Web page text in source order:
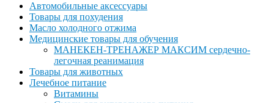
Автомобильные аксессуары
Товары для похудения
Масло холодного отжима
Медицинские товары для обучения
МАНЕКЕН-ТРЕНАЖЕР МАКСИМ сердечно-
легочная реанимация
Товары для животных
Лечебное питание
Витамины